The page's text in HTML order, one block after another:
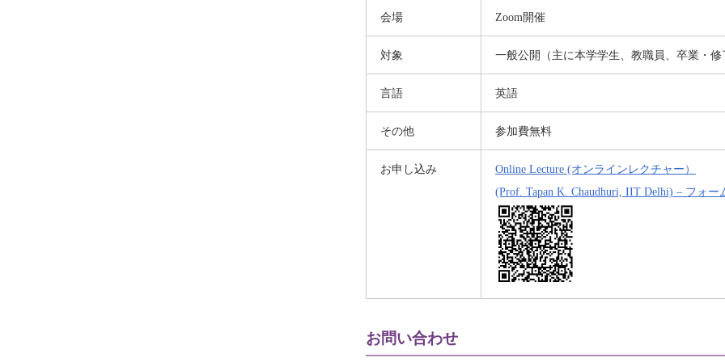
会場 Zoom開催
対象 一般公開（主に本学学生、教職員、卒業・修
言語 英語
その他 参加費無料
お申し込み
Online Lecture (オンラインレクチャー）
(Prof. Tapan K. Chaudhuri, IIT Delhi) – フォー
お問い合わせ